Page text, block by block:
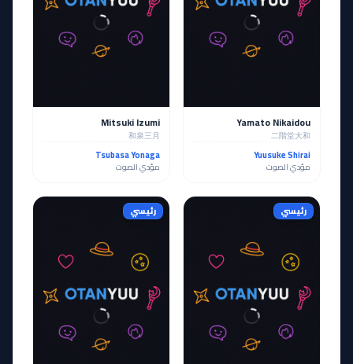
Yamato Nikaidou
二階堂大和
Yuusuke Shirai
مؤدي الصوت
Mitsuki Izumi
和泉三月
Tsubasa Yonaga
مؤدي الصوت
رئيسي رئيسي